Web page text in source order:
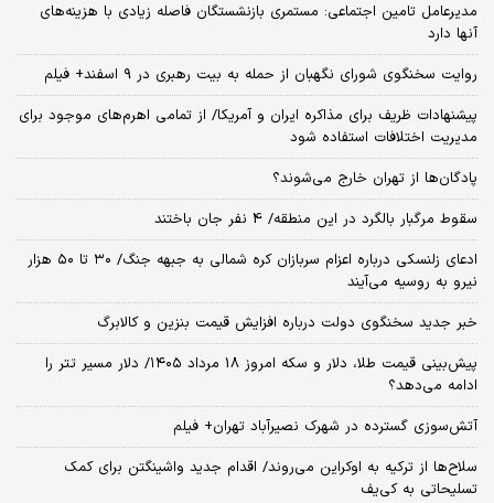
مدیرعامل تامین اجتماعی: مستمری بازنشستگان فاصله زیادی با هزینه‌های
آنها دارد
روایت سخنگوی شورای نگهبان از حمله به بیت رهبری در ۹ اسفند+ فیلم
پیشنهادات ظریف برای مذاکره ایران و آمریکا/ از تمامی اهرم‌های موجود برای
مدیریت اختلافات استفاده شود
پادگان‌ها از تهران خارج می‌شوند؟
سقوط مرگبار بالگرد در این منطقه/ 4 نفر جان باختند
ادعای زلنسکی درباره اعزام سربازان کره شمالی به جبهه جنگ/ ۳۰ تا ۵۰ هزار
نیرو به روسیه می‌آیند
خبر جدید سخنگوی دولت درباره افزایش قیمت بنزین و کالابرگ
پیش‌بینی قیمت طلا، دلار و سکه امروز 18 مرداد ۱۴۰۵/ دلار مسیر تتر را
ادامه می‌دهد؟
آتش‌سوزی گسترده در شهرک نصیرآباد تهران+ فیلم
سلاح‌ها از ترکیه به اوکراین می‌روند/ اقدام جدید واشینگتن برای کمک
تسلیحاتی به کی‌یف